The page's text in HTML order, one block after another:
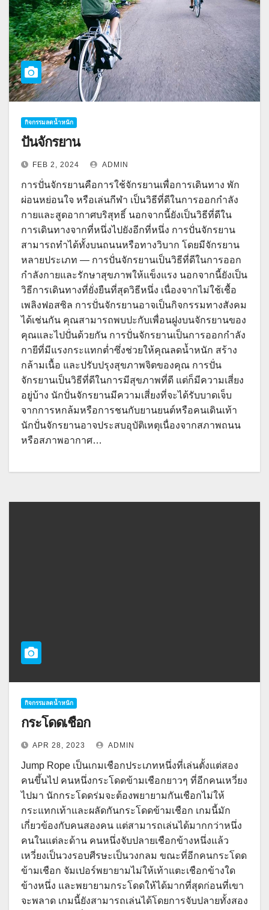
กิจกรรมลดน้ำหนัก
ปั่นจักรยาน
FEB 2, 2024 ADMIN
การปั่นจักรยานคือการใช้จักรยานเพื่อการเดินทาง พัก
ผ่อนหย่อนใจ หรือเล่นกีฬา เป็นวิธีที่ดีในการออกกำลัง
กายและสูดอากาศบริสุทธิ์ นอกจากนี้ยังเป็นวิธีที่ดีใน
การเดินทางจากที่หนึ่งไปยังอีกที่หนึ่ง การปั่นจักรยาน
สามารถทำได้ทั้งบนถนนหรือทางวิบาก โดยมีจักรยาน
หลายประเภท — การปั่นจักรยานเป็นวิธีที่ดีในการออก
กำลังกายและรักษาสุขภาพให้แข็งแรง นอกจากนี้ยังเป็น
วิธีการเดินทางที่ยั่งยืนที่สุดวิธีหนึ่ง เนื่องจากไม่ใช้เชื้อ
เพลิงฟอสซิล การปั่นจักรยานอาจเป็นกิจกรรมทางสังคม
ได้เช่นกัน คุณสามารถพบปะกับเพื่อนฝูงบนจักรยานของ
คุณและไปปั่นด้วยกัน การปั่นจักรยานเป็นการออกกำลัง
กายีที่มีแรงกระแทกต่ำซึ่งช่วยให้คุณลดน้ำหนัก สร้าง
กล้ามเนื้อ และปรับปรุงสุขภาพจิตของคุณ การปั่น
จักรยานเป็นวิธีที่ดีในการมีสุขภาพที่ดี แต่ก็มีความเสี่ยง
อยู่บ้าง นักปั่นจักรยานมีความเสี่ยงที่จะได้รับบาดเจ็บ
จากการหกล้มหรือการชนกับยานยนต์หรือคนเดินเท้า
นักปั่นจักรยานอาจประสบอุบัติเหตุเนื่องจากสภาพถนน
หรือสภาพอากาศ…
กิจกรรมลดน้ำหนัก
กระโดดเชือก
APR 28, 2023 ADMIN
Jump Rope เป็นเกมเชือกประเภทหนึ่งที่เล่นตั้งแต่สอง
คนขึ้นไป คนหนึ่งกระโดดข้ามเชือกยาวๆ ที่อีกคนเหวี่ยง
ไปมา นักกระโดดร่มจะต้องพยายามกันเชือกไม่ให้
กระแทกเท้าและผลัดกันกระโดดข้ามเชือก เกมนี้มัก
เกี่ยวข้องกับคนสองคน แต่สามารถเล่นได้มากกว่าหนึ่ง
คนในแต่ละด้าน คนหนึ่งจับปลายเชือกข้างหนึ่งแล้ว
เหวี่ยงเป็นวงรอบศีรษะเป็นวงกลม ขณะที่อีกคนกระโดด
ข้ามเชือก จัมเปอร์พยายามไม่ให้เท้าแตะเชือกข้างใด
ข้างหนึ่ง และพยายามกระโดดให้ได้มากที่สุดก่อนที่เขา
จะพลาด เกมนี้ยังสามารถเล่นได้โดยการจับปลายทั้งสอง